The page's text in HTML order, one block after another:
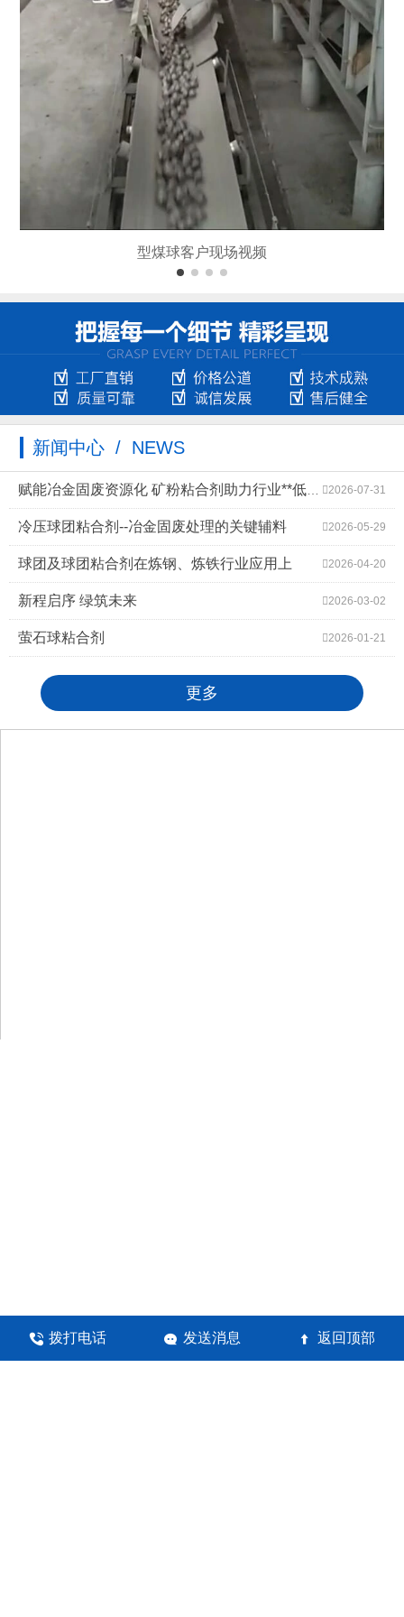
型煤球客户现场视频
新闻中心 / NEWS
2026-07-31
赋能冶金固废资源化 矿粉粘合剂助力行业**低碳高质量发展
2026-05-29
冷压球团粘合剂--冶金固废处理的关键辅料
2026-04-20
球团及球团粘合剂在炼钢、炼铁行业应用上
2026-03-02
新程启序 绿筑未来
2026-01-21
萤石球粘合剂
更多
 拨打电话  发送消息  返回顶部